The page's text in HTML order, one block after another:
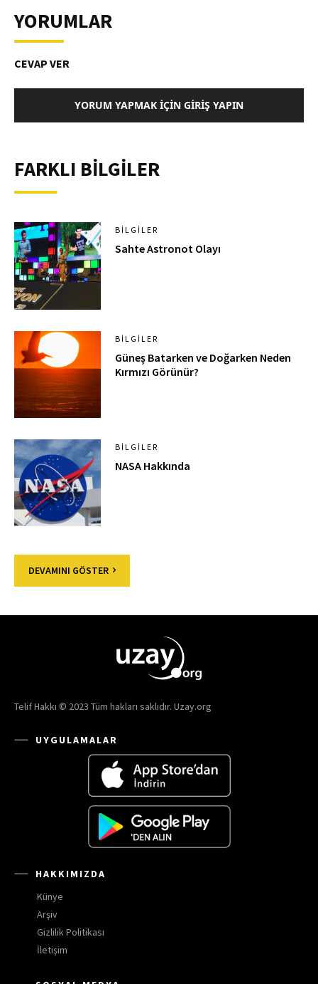
YORUMLAR
CEVAP VER
YORUM YAPMAK İÇIN GIRIŞ YAPIN
FARKLI BİLGİLER
BILGILER
Sahte Astronot Olayı
BILGILER
Güneş Batarken ve Doğarken Neden
Kırmızı Görünür?
BILGILER
NASA Hakkında
DEVAMINI GÖSTER
Telif Hakkı © 2023 Tüm hakları saklıdır. Uzay.org
UYGULAMALAR
HAKKIMIZDA
Künye
Arşiv
Gizlilik Politikası
İletişim